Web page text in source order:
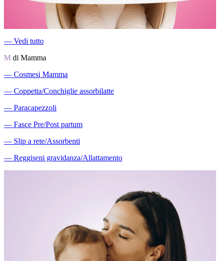
― Vedi tutto
M di Mamma
― Cosmesi Mamma
― Coppetta/Conchiglie assorbilatte
― Paracapezzoli
― Fasce Pre/Post partum
― Slip a rete/Assorbenti
― Reggiseni gravidanza/Allattamento